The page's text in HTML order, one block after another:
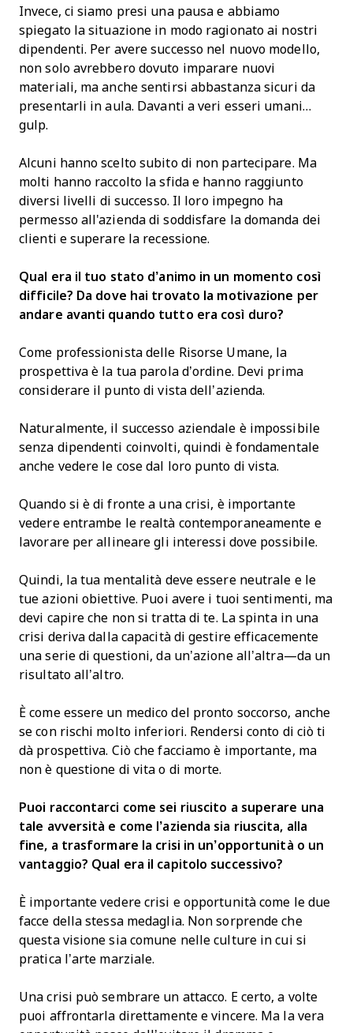
Invece, ci siamo presi una pausa e abbiamo
spiegato la situazione in modo ragionato ai nostri
dipendenti. Per avere successo nel nuovo modello,
non solo avrebbero dovuto imparare nuovi
materiali, ma anche sentirsi abbastanza sicuri da
presentarli in aula. Davanti a veri esseri umani…
gulp.
Alcuni hanno scelto subito di non partecipare. Ma
molti hanno raccolto la sfida e hanno raggiunto
diversi livelli di successo. Il loro impegno ha
permesso all'azienda di soddisfare la domanda dei
clienti e superare la recessione.
Qual era il tuo stato d’animo in un momento così
difficile? Da dove hai trovato la motivazione per
andare avanti quando tutto era così duro?
Come professionista delle Risorse Umane, la
prospettiva è la tua parola d’ordine. Devi prima
considerare il punto di vista dell’azienda.
Naturalmente, il successo aziendale è impossibile
senza dipendenti coinvolti, quindi è fondamentale
anche vedere le cose dal loro punto di vista.
Quando si è di fronte a una crisi, è importante
vedere entrambe le realtà contemporaneamente e
lavorare per allineare gli interessi dove possibile.
Quindi, la tua mentalità deve essere neutrale e le
tue azioni obiettive. Puoi avere i tuoi sentimenti, ma
devi capire che non si tratta di te. La spinta in una
crisi deriva dalla capacità di gestire efficacemente
una serie di questioni, da un’azione all’altra—da un
risultato all’altro.
È come essere un medico del pronto soccorso, anche
se con rischi molto inferiori. Rendersi conto di ciò ti
dà prospettiva. Ciò che facciamo è importante, ma
non è questione di vita o di morte.
Puoi raccontarci come sei riuscito a superare una
tale avversità e come l’azienda sia riuscita, alla
fine, a trasformare la crisi in un’opportunità o un
vantaggio? Qual era il capitolo successivo?
È importante vedere crisi e opportunità come le due
facce della stessa medaglia. Non sorprende che
questa visione sia comune nelle culture in cui si
pratica l’arte marziale.
Una crisi può sembrare un attacco. E certo, a volte
puoi affrontarla direttamente e vincere. Ma la vera